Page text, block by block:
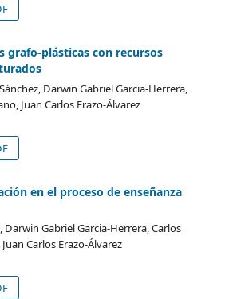
grafo-plásticas con recursos
Darwin Gabriel Garcia-Herrera,
Juan Carlos Erazo-Álvarez
en el proceso de enseñanza
Darwin Gabriel Garcia-Herrera, Carlos
Carlos Erazo-Álvarez